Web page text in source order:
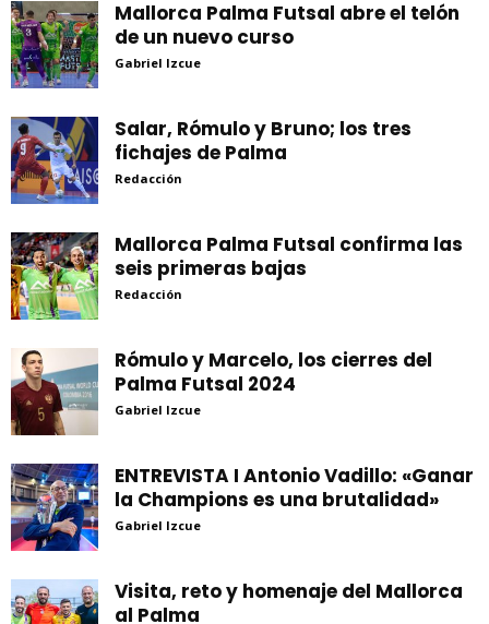
Mallorca Palma Futsal abre el telón
de un nuevo curso
Gabriel Izcue
Salar, Rómulo y Bruno; los tres
fichajes de Palma
Redacción
Mallorca Palma Futsal confirma las
seis primeras bajas
Redacción
Rómulo y Marcelo, los cierres del
Palma Futsal 2024
Gabriel Izcue
ENTREVISTA I Antonio Vadillo: «Ganar
la Champions es una brutalidad»
Gabriel Izcue
Visita, reto y homenaje del Mallorca
al Palma